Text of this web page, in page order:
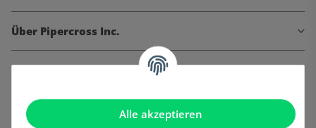
Alle akzeptieren
Über Pipercross Inc.
Informationen
Gesetzliche Informationen